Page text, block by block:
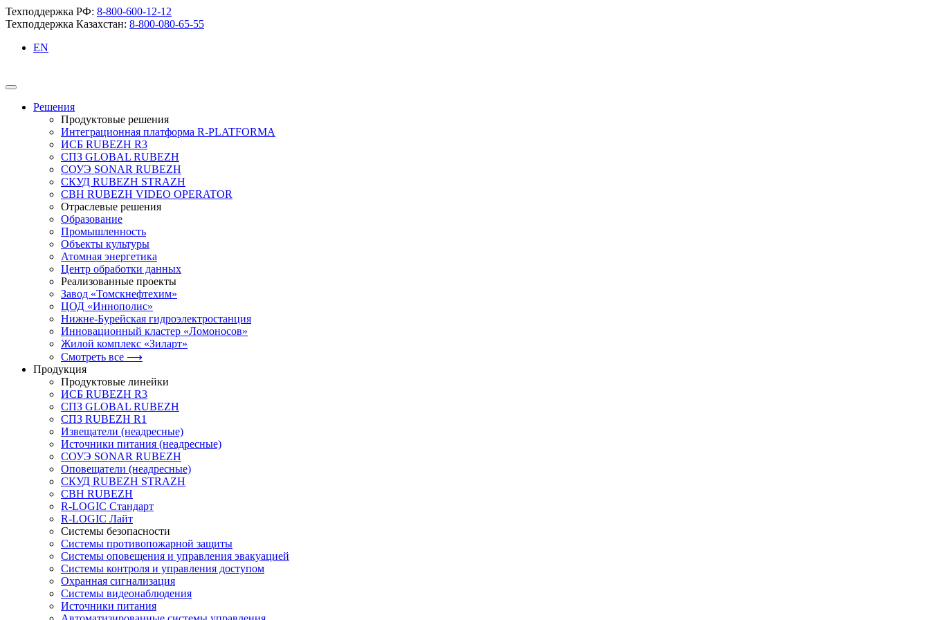
Техподдержка РФ: 8-800-600-12-12
Техподдержка Казахстан: 8-800-080-65-55
EN
Решения
Продуктовые решения
Интеграционная платформа R-PLATFORMA
ИСБ RUBEZH R3
СПЗ GLOBAL RUBEZH
СОУЭ SONAR RUBEZH
СКУД RUBEZH STRAZH
СВН RUBEZH VIDEO OPERATOR
Отраслевые решения
Образование
Промышленность
Объекты культуры
Атомная энергетика
Центр обработки данных
Реализованные проекты
Завод «Томскнефтехим»
ЦОД «Иннополис»
Нижне-Бурейская гидроэлектростанция
Инновационный кластер «Ломоносов»
Жилой комплекс «Зиларт»
Смотреть все ⟶
Продукция
Продуктовые линейки
ИСБ RUBEZH R3
СПЗ GLOBAL RUBEZH
СПЗ RUBEZH R1
Извещатели (неадресные)
Источники питания (неадресные)
СОУЭ SONAR RUBEZH
Оповещатели (неадресные)
СКУД RUBEZH STRAZH
СВН RUBEZH
R-LOGIC Стандарт
R-LOGIC Лайт
Системы безопасности
Системы противопожарной защиты
Системы оповещения и управления эвакуацией
Системы контроля и управления доступом
Охранная сигнализация
Системы видеонаблюдения
Источники питания